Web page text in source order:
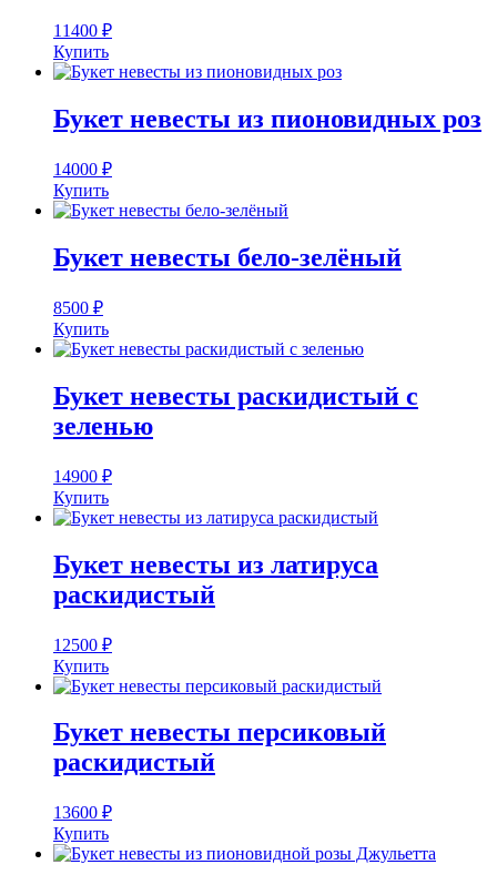
11400 ₽
Купить
Букет невесты из пионовидных роз
14000 ₽
Купить
Букет невесты бело-зелёный
8500 ₽
Купить
Букет невесты раскидистый с
зеленью
14900 ₽
Купить
Букет невесты из латируса
раскидистый
12500 ₽
Купить
Букет невесты персиковый
раскидистый
13600 ₽
Купить